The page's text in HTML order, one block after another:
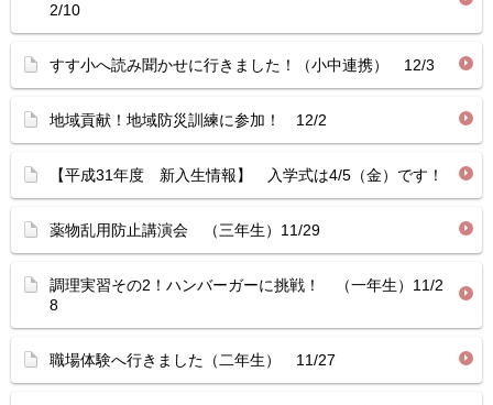
2/10
すす小へ読み聞かせに行きました！（小中連携） 12/3
地域貢献！地域防災訓練に参加！ 12/2
【平成31年度 新入生情報】 入学式は4/5（金）です！
薬物乱用防止講演会 （三年生）11/29
調理実習その2！ハンバーガーに挑戦！ （一年生）11/2
8
職場体験へ行きました（二年生） 11/27